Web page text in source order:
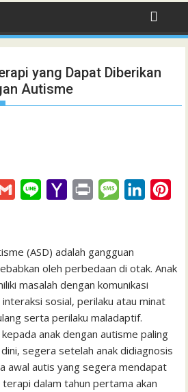
yang Dapat Diberikan
Autisme
G
i
l
e
o
o
M
a
i
l
n
t
M
s
a
g
e
e
d
n
e
t
(ASD) adalah gangguan
oleh perbedaan di otak. Anak
masalah dengan komunikasi
sosial, perilaku atau minat
serta perilaku maladaptif.
anak dengan autisme paling
segera setelah anak didiagnosis
awal autis yang segera mendapat
dalam tahun pertama akan